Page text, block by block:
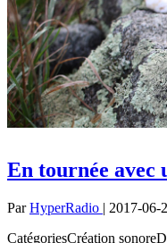
En tournée avec
ParHyperRadio | 2017-06-
CatégoriesCréation